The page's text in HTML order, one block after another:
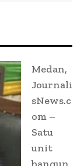
Medan,
Journali
sNews.c
om –
Satu
unit
bangun